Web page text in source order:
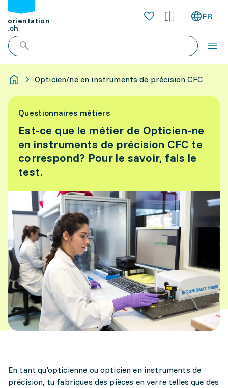
orientation
.ch
FR
Opticien/ne en instruments de précision CFC
Questionnaires métiers
Est-ce que le métier de Opticien-ne
en instruments de précision CFC te
correspond? Pour le savoir, fais le
test.
En tant qu'opticienne ou opticien en instruments de
précision, tu fabriques des pièces en verre telles que des